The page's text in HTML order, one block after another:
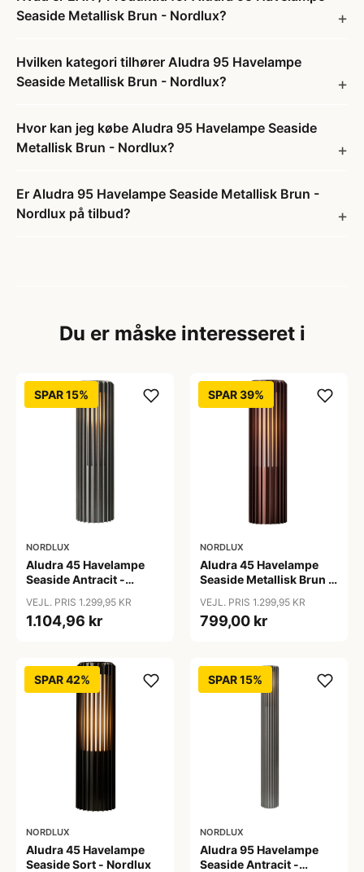
Seaside Metallisk Brun - Nordlux?
Hvilken kategori tilhører Aludra 95 Havelampe
Seaside Metallisk Brun - Nordlux?
Hvor kan jeg købe Aludra 95 Havelampe Seaside
Metallisk Brun - Nordlux?
Er Aludra 95 Havelampe Seaside Metallisk Brun -
Nordlux på tilbud?
Du er måske interesseret i
SPAR 15%
NORDLUX
Aludra 45 Havelampe
Seaside Antracit -
VEJL. PRIS 1.299,95 KR
1.104,96 kr
SPAR 39%
NORDLUX
Aludra 45 Havelampe
Seaside Metallisk Brun -
VEJL. PRIS 1.299,95 KR
799,00 kr
SPAR 42%
NORDLUX
Aludra 45 Havelampe
Seaside Sort - Nordlux
SPAR 15%
NORDLUX
Aludra 95 Havelampe
Seaside Antracit -